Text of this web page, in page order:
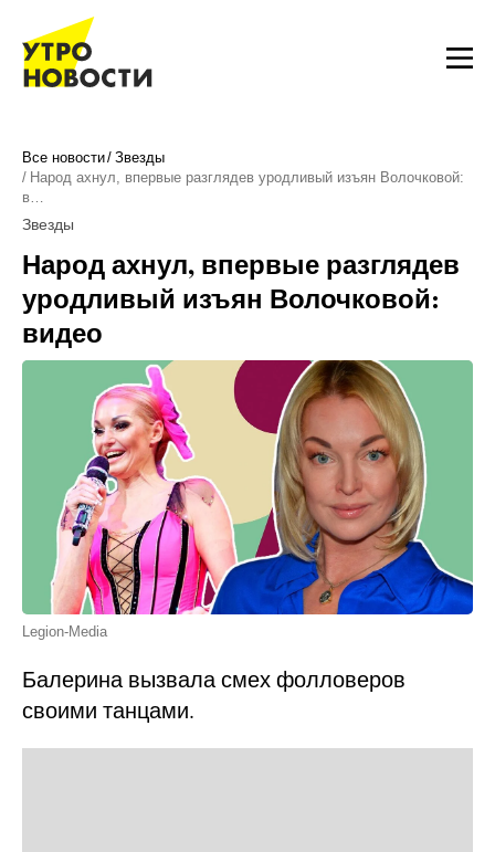
Все новости Звезды
Народ ахнул, впервые разглядев уродливый изъян Волочковой:
в…
Звезды
Народ ахнул, впервые разглядев
уродливый изъян Волочковой:
видео
Legion-Media
Балерина вызвала смех фолловеров
своими танцами.